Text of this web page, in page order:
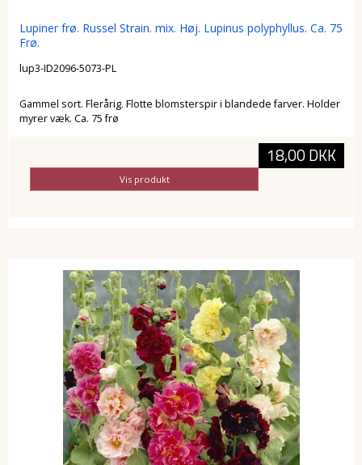
Lupiner frø. Russel Strain. mix. Høj. Lupinus polyphyllus. Ca. 75
Frø.
lup3-ID2096-5073-PL
Gammel sort. Flerårig. Flotte blomsterspir i blandede farver. Holder
myrer væk. Ca. 75 frø
18,00 DKK
Vis produkt